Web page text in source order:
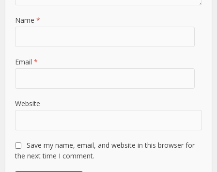
Name*
Email*
Website
Save my name, email, and website in this browser for
the next time I comment.